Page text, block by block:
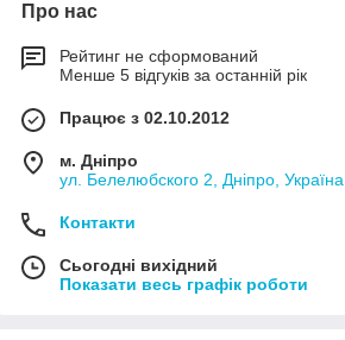
Про нас
Рейтинг не сформований
Менше 5 відгуків за останній рік
Працює з 02.10.2012
м. Дніпро
ул. Белелюбского 2, Дніпро, Україна
Контакти
Сьогодні вихідний
Показати весь графік роботи